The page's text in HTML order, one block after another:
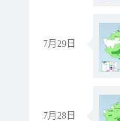
7月29日
7月28日